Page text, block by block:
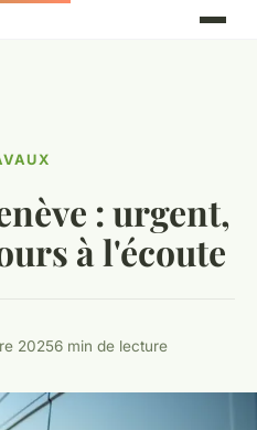
: urgent,
à l'écoute
20256 min de lecture